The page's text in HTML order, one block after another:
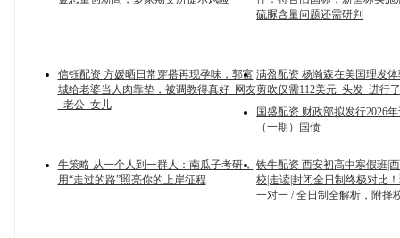
硫脲含量问题还需研判
信钰配资 方媛晒日常穿搭再现孕味，郭富
城给老婆当人肉靠垫，被调教得真好_网友
_老公_女儿
满盈配资 杨瀚森在美国理发
剪吹仅需112美元_头发_进行
国盛配资 财政部拟发行2026
（一期）国债
牛策略 从一个人到一群人：南瓜子考研，
用“走过的路”照亮你的上岸征程
铁牛配资 西安初高中寒假班|
校|走读|封闭全日制终极对比
一对一 / 全日制全解析，附择